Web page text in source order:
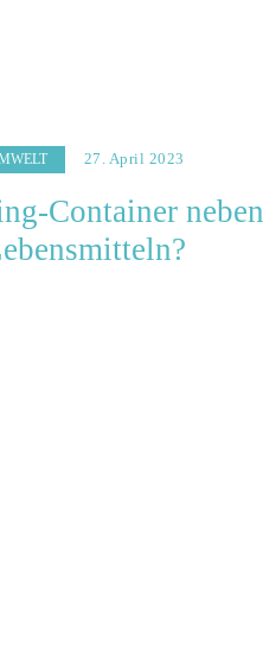
27. April 2023
Container neben